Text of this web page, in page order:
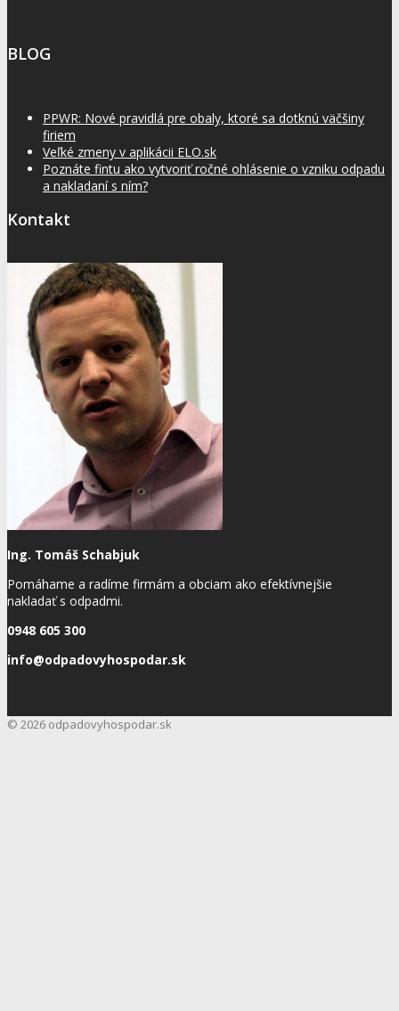
BLOG
PPWR: Nové pravidlá pre obaly, ktoré sa dotknú väčšiny
firiem
Veľké zmeny v aplikácii ELO.sk
Poznáte fintu ako vytvoriť ročné ohlásenie o vzniku odpadu
a nakladaní s ním?
Kontakt
Ing. Tomáš Schabjuk
Pomáhame a radíme firmám a obciam ako efektívnejšie
nakladať s odpadmi.
0948 605 300
info@odpadovyhospodar.sk
© 2026 odpadovyhospodar.sk